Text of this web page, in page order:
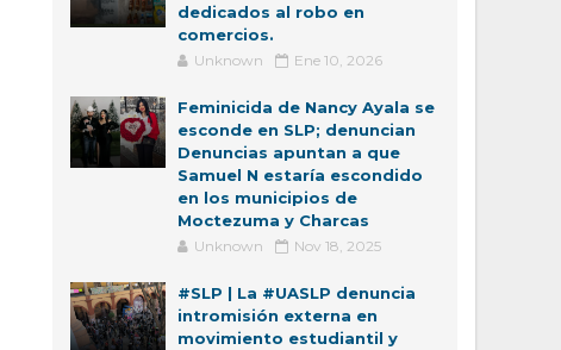
dedicados al robo en
comercios.
Unknown Ene 10, 2026
Feminicida de Nancy Ayala se
esconde en SLP; denuncian
Denuncias apuntan a que
Samuel N estaría escondido
en los municipios de
Moctezuma y Charcas
Unknown Nov 18, 2025
#SLP | La #UASLP denuncia
intromisión externa en
movimiento estudiantil y